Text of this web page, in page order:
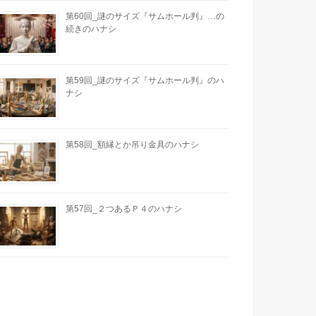
第60回_謎のサイズ『サムホール判』…の
続きのハナシ
第59回_謎のサイズ『サムホール判』のハ
ナシ
第58回_額縁とか吊り金具のハナシ
第57回_２つあるＰ４のハナシ